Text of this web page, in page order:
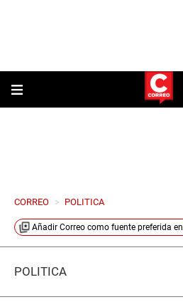
CORREO > POLITICA
Añadir Correo como fuente preferida en
POLÍTICA